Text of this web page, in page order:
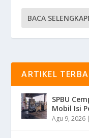
BACA
ARTIKEL
SPBU
Mobil Isi
Agu 9, 2026 |